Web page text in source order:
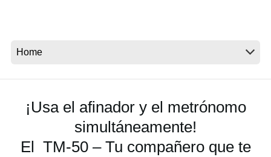
¡Usa el afinador y el metrónomo
simultáneamente!
El TM-50 – Tu compañero que te